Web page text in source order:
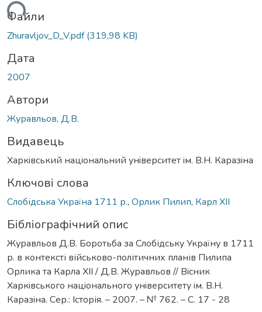
Файли
Zhuravljov_D_V.pdf(319,98 KB)
Дата
2007
Автори
Журавльов, Д.В.
Видавець
Харкiвський нацiональний унiверситет iм. В.Н. Каразiна
Ключові слова
Слобідська Україна 1711 р., Орлик Пилип, Карл XII
Бібліографічний опис
Журавльов Д.В. Боротьба за Слобідську Україну в 1711
р. в контексті військово-політичних планів Пилипа
Орлика та Карла XII / Д.В. Журавльов // Вiсник
Харкiвського нацiонального унiверситету iм. В.Н.
Каразiна. Сер.: Історія. – 2007. – № 762. – С. 17 - 28